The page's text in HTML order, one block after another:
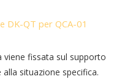
DK-QT per QCA-01
fissata sul supporto
situazione specifica.